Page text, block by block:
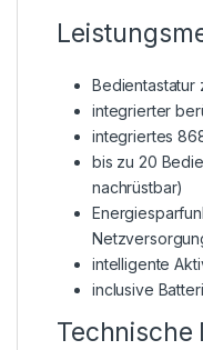
Bedientastatur
integrierter
integriertes
bis zu 20
nachrüstbar)
intelligente
inclusive
Technische